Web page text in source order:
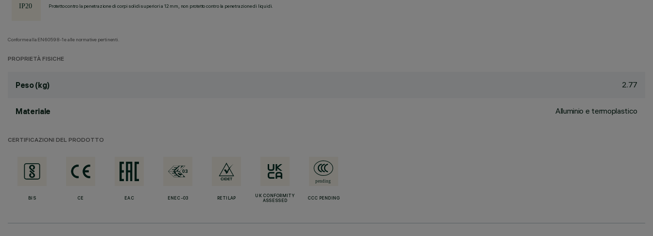
Protetto contro la penetrazione di corpi solidi superiori a 12 mm, non protetto contro la penetrazione di liquidi.
Conforme alla EN60598-1 e alle normative pertinenti.
PROPRIETÀ FISICHE
Peso (kg) 2.77
Materiale Alluminio e termoplastico
CERTIFICAZIONI DEL PRODOTTO
BIS CE EAC ENEC-03 RETILAP
UK CONFORMITY
ASSESSED
CCC PENDING